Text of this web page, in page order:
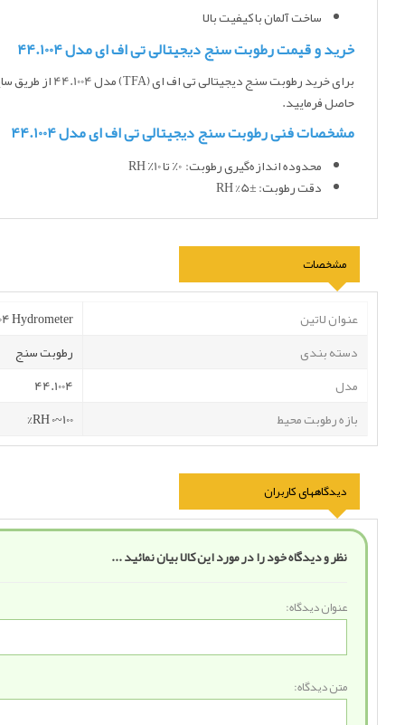
ساخت آلمان با کیفیت بالا
خرید و قیمت رطوبت سنج دیجیتالی تی اف ای مدل 44.1004
برای خرید رطوبت سنج دیجیتالی تی اف ای (TFA) مدل 44.1004 از طریق سایت
حاصل فرمایید.
مشخصات فنی رطوبت سنج دیجیتالی تی اف ای مدل 44.1004
محدوده اندازه‌گیری رطوبت: 0٪ تا 10٪ RH
دقت رطوبت: ±5% RH
مشخصات
عنوان لاتین
Hydrometer
دسته بندی
رطوبت سنج
مدل
44.1004
بازه رطوبت محیط
100~0 RH%
دیدگاههای کاربران
نظر و دیدگاه خود را در مورد این کالا بیان نمائید ...
عنوان دیدگاه:
متن دیدگاه: